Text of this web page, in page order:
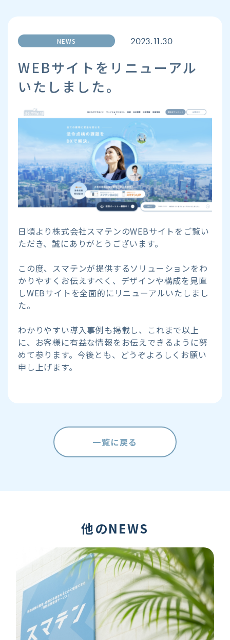
NEWS 2023.11.30
WEBサイトをリニューアル
いたしました。
日頃より株式会社スマテンのWEBサイトをご覧い
ただき、誠にありがとうございます。
この度、スマテンが提供するソリューションをわ
かりやすくお伝えすべく、デザインや構成を見直
しWEBサイトを全面的にリニューアルいたしまし
た。
わかりやすい導入事例も掲載し、これまで以上
に、お客様に有益な情報をお伝えできるように努
めて参ります。今後とも、どうぞよろしくお願い
申し上げます。
一覧に戻る
他のNEWS